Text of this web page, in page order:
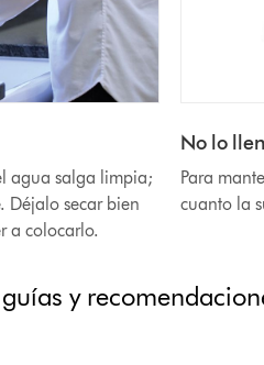
agua salga limpia;
Déjalo secar bien
a colocarlo.
No lo
Para
cuanto la
y